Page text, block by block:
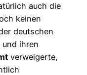
auch die
keinen
deutschen
und ihren
verweigerte,